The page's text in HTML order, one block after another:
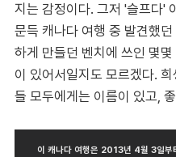
지는 감정이다. 그저 '슬프다'
문득 캐나다 여행 중 발견했
하게 만들던 벤치에 쓰인 몇
이 있어서일지도 모르겠다.
들 모두에게는 이름이 있고,
이 캐나다 여행은 2013년 4월 3일부